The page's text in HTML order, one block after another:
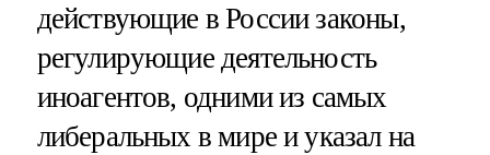
действующие в России законы,
регулирующие деятельность
иноагентов, одними из самых
либеральных в мире и указал на